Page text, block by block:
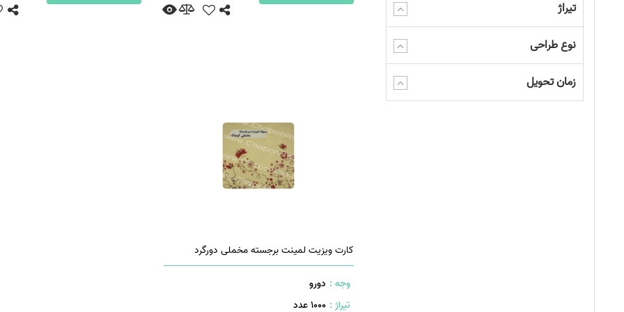
به همین دلیل این نوع مقوا برای چاپ بسیار مناسب است.
کیفیت چاپ بر روی آن بسیار خوب از آب در می آید.
بدون اینکه شکستگی ای در بافت مقوا ایجاد شود.
درنتیجه به خوبی می توان از آن برای ساخت انواع جعبه های بسته بندی استفاده نمود.
همین عامل باعث می شود تا بتوان این محصول را جزء محصولات دوستدار محیط زیست دسته بندی کرد.
در مقاله حاضر هدفی دازیم. میخواهیم شما عزیزان را با یکی از مهم ترین کاربردهای این نوع مقوا آشنا سازیم. پس همه اطلاعات مهم در این باره را به
اطلاعاتی ذرباره یک شخص، یک برند، یک فروشگاه، یک شرکت، یک محصول و یا …
در حقیقت به عنوان یک پل ارتباطی مهم و حیاتی میان ارائه دهندگان و دریافت کنندگان آن است.
تیراژ
نوع طراحی
زمان تحویل
کارت ویزیت لمینت برجسته مخملی دورگرد
وجه : دورو
تیراژ : 1000 عدد